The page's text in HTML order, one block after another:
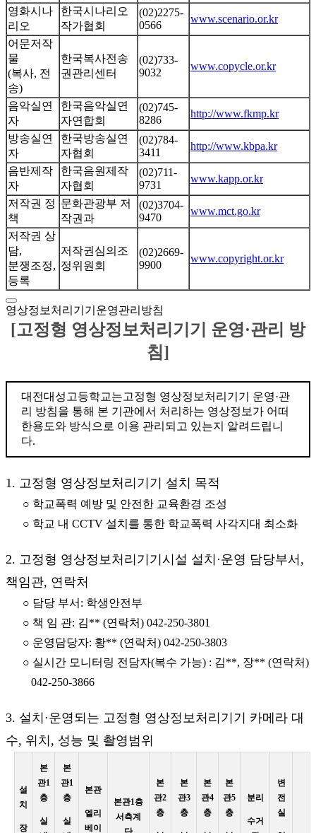
영화시나
리오
한국시나리오
작가협회
(02)2275-
0566
www.scenario.or.kr
어문저작
물
(복사, 전
송)
한국복사전송
권관리센터
(02)733-
9032
www.copycle.or.kr
음악실연
자
한국음악실연
자연합회
(02)745-
8286
http://www.fkmp.kr
방송실연
자
한국방송실연
자협회
(02)784-
3411
http://www.kbpa.kr
음반제작
자
한국음원제작
자협회
(02)711-
9731
www.kapp.or.kr
저작권 정
책
문화관광부 저
작권과
(02)3704-
9470
www.mct.go.kr
저작권 상
담,
분쟁조정,
등록
저작권심의조
정위원회
(02)2669-
9900
www.copyright.or.kr
영상정보처리기기운영관리방침
[고정형 영상정보처리기기 운영·관리 방
침]
대전대성고등학교는고정형 영상정보처리기기 운영·관
리 방침을 통해 본 기관에서 처리하는 영상정보가 어떠
한용도와 방식으로 이용 관리되고 있는지 알려드립니
다.
1. 고정형 영상정보처리기기 설치 목적
○ 학교폭력 예방 및 안전한 교육환경 조성
○ 학교 내 CCTV 설치를 통한 학교폭력 사각지대 최소화
2. 고정형 영상정보처리기기시설 설치·운영 담당부서,
책임관, 연락처
○ 담당 부서: 학생안전부
○ 책 임 관: 김** (연락처) 042-250-3801
○ 운영담당자: 황** (연락처) 042-250-3803
○ 실시간 모니터링 전담자(복수 가능) : 김**, 장** (연락처)
042-250-3866
3. 설치·운영되는 고정형 영상정보처리기기 카메라 대
수, 위치, 성능 및 촬영범위
설
치
장
본
관1
층
실
본
관1
층
실
본관
엘리
베이
본관1층
서측계
본
관2
층
본
관3
층
본
관4
층
본
관5
층
분리
수거
변
전
실